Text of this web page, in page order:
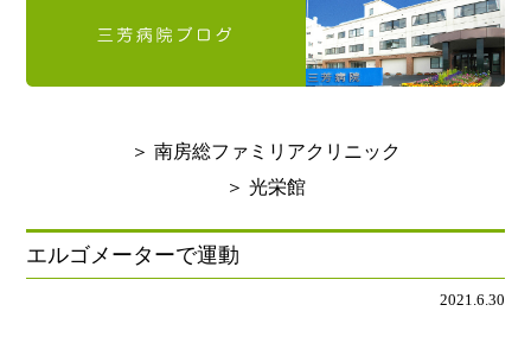
訪問看護のご案内
南房総ファミリアクリニック
診療のご案内
クリニックのご案内
アクセス
介護サービス
介護老人保健施設 光栄館
リハビリテーション
レクリエーション
光洋会の取組
光洋会グループ
スタッフブログ
採用情報
＞ 南房総ファミリアクリニック
＞ 光栄館
エルゴメーターで運動
2021.6.30